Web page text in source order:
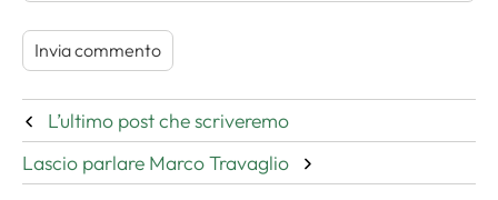
L’ultimo post che scriveremo
Lascio parlare Marco Travaglio